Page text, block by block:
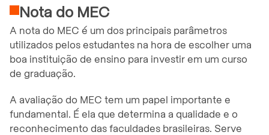
Nota do MEC
A nota do MEC é um dos principais parâmetros
utilizados pelos estudantes na hora de escolher uma
boa instituição de ensino para investir em um curso
de graduação.
A avaliação do MEC tem um papel importante e
fundamental. É ela que determina a qualidade e o
reconhecimento das faculdades brasileiras. Serve